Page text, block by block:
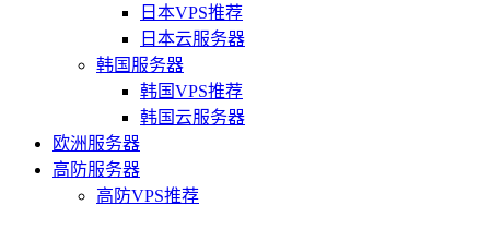
日本VPS推荐
日本云服务器
韩国服务器
韩国VPS推荐
韩国云服务器
欧洲服务器
高防服务器
高防VPS推荐